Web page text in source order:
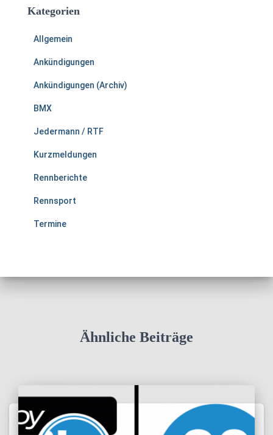
Kategorien
Allgemein
Ankündigungen
Ankündigungen (Archiv)
BMX
Jedermann / RTF
Kurzmeldungen
Rennberichte
Rennsport
Termine
Ähnliche Beiträge